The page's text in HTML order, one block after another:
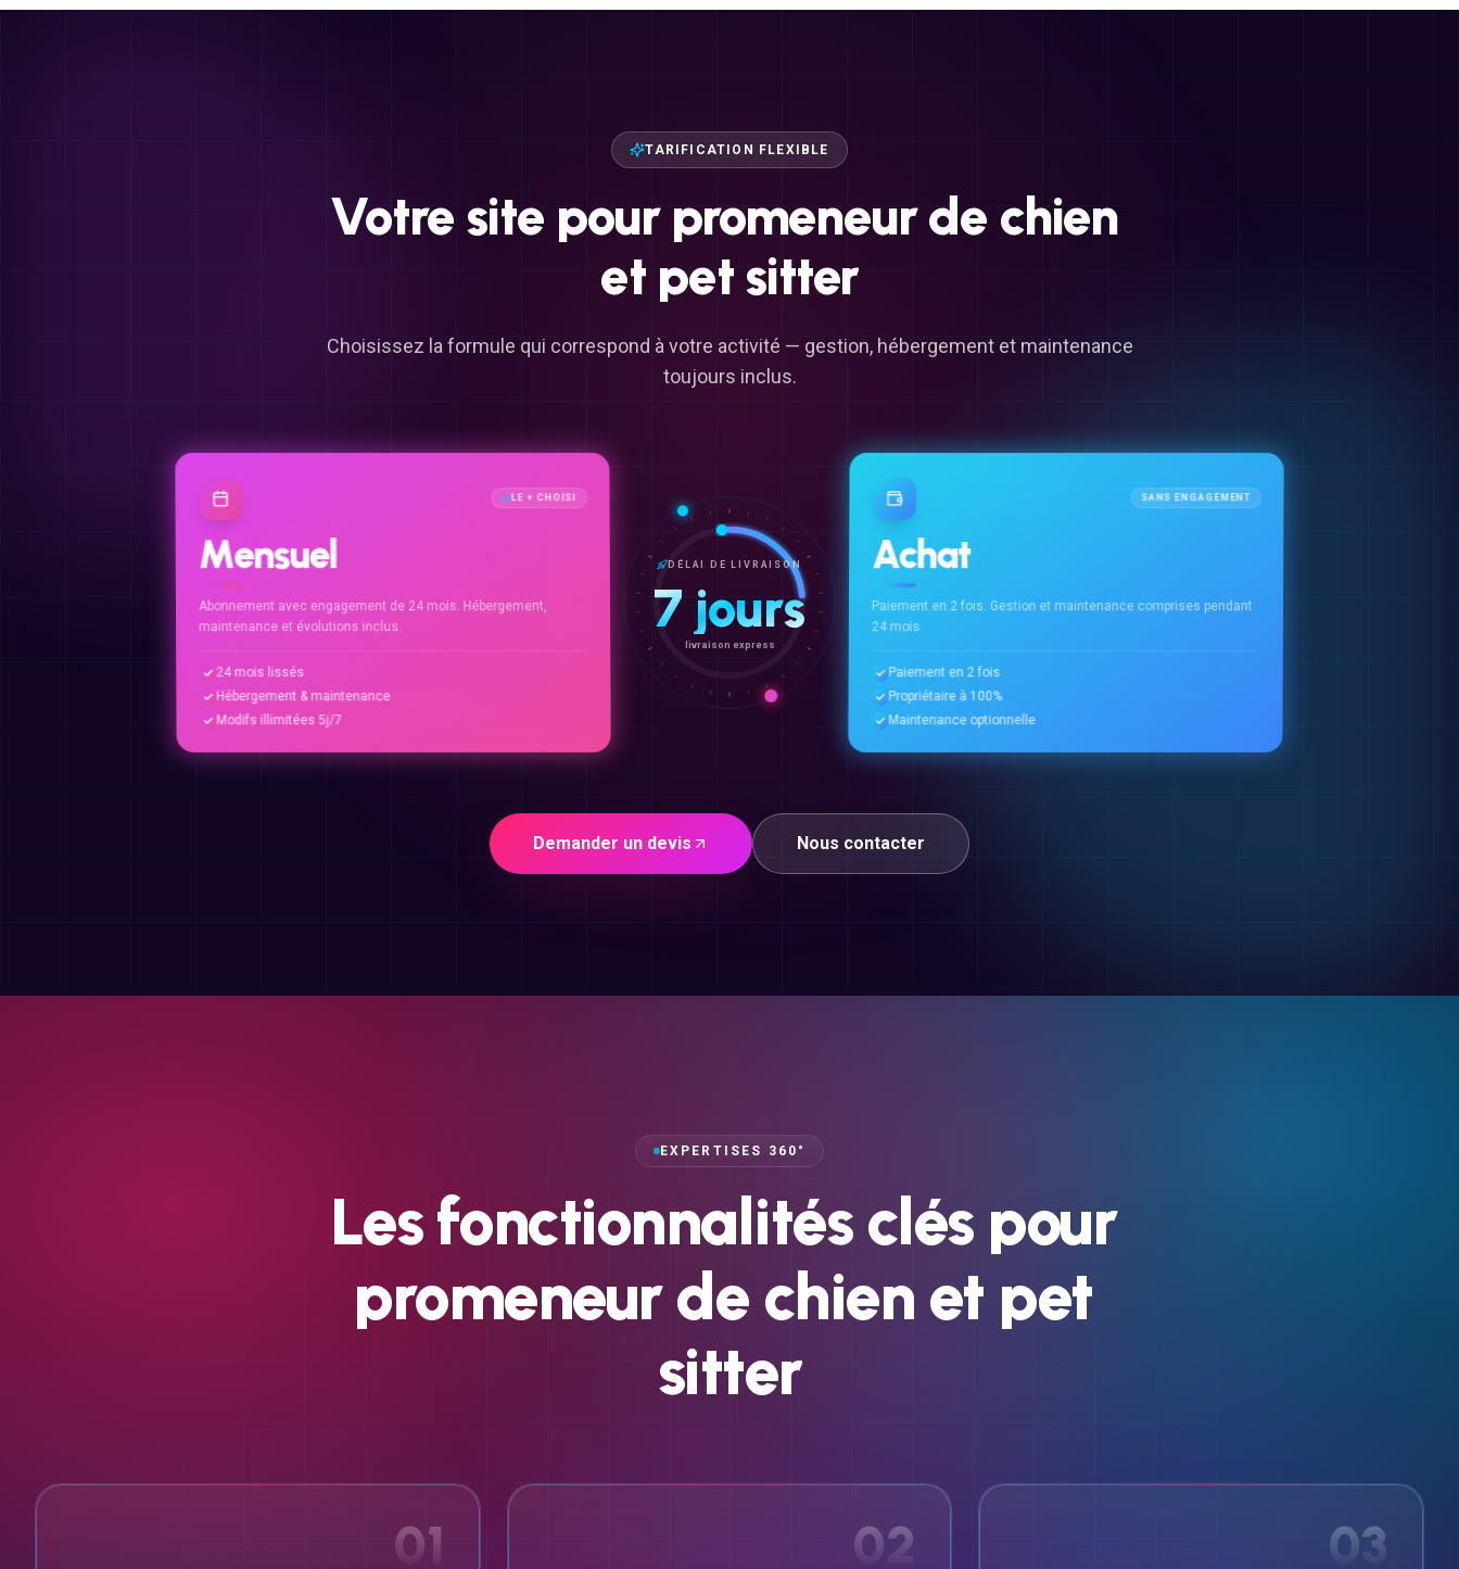
TARIFICATION FLEXIBLE
Votre site pour promeneurde chien
et petsitter
Choisissez la formule qui correspond à votre activité — gestion, hébergement et maintenance
toujours inclus.
LE + CHOISI
Mensuel
Abonnement avec engagement de 24 mois. Hébergement,
maintenance et évolutions inclus.
24 mois lissés
Hébergement & maintenance
Modifs illimitées 5j/7
DÉLAI DE LIVRAISON
7 jours
livraison express
SANS ENGAGEMENT
Achat
Paiement en 2 fois. Gestion et maintenance comprises pendant
24 mois.
Paiement en 2 fois
Propriétaire à 100%
Maintenance optionnelle
Demander un devis Nous contacter
EXPERTISES 360°
Lesfonctionnalités clés pour
promeneur de chien et pet
sitter
01 02 03